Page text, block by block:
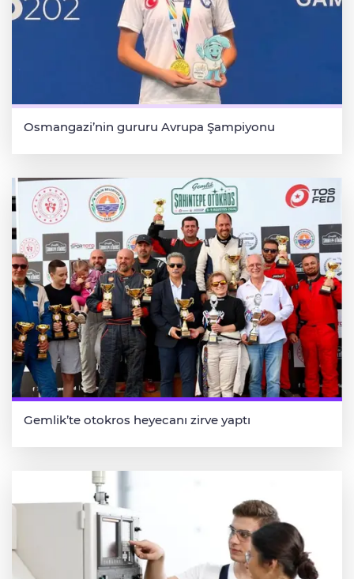
Osmangazi’nin gururu Avrupa Şampiyonu
Gemlik’te otokros heyecanı zirve yaptı